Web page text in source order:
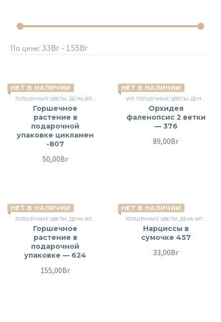
По цене: 33Br - 155Br
НЕТ В НАЛИЧИИ
ГОРШЕЧНЫЕ ЦВЕТЫ ДЕНЬ ВЛЮБЛЕННЫХ ,ЦВЕТЫ В ГОРШКАХ,ЦВЕТЫ НА
Горшечное
растение в
подарочной
упаковке цикламен
-807
50,00Br
НЕТ В НАЛИЧИИ
VIP ГОРШЕЧНЫЕ ЦВЕТЫ ДЕНЬ ВЛЮБЛЕННЫХ
Орхидея
фаленопсис 2 ветки
— 376
89,00Br
НЕТ В НАЛИЧИИ
ГОРШЕЧНЫЕ ЦВЕТЫ ДЕНЬ ВЛЮБЛЕННЫХ ,ЦВЕТЫ В ГОРШКАХ,ЦВЕТЫ ДЛЯ
Горшечное
растение в
подарочной
упаковке — 624
155,00Br
НЕТ В НАЛИЧИИ
ГОРШЕЧНЫЕ ЦВЕТЫ ДЕНЬ ВЛЮБЛЕННЫХ
Нарциссы в
сумочке 457
33,00Br